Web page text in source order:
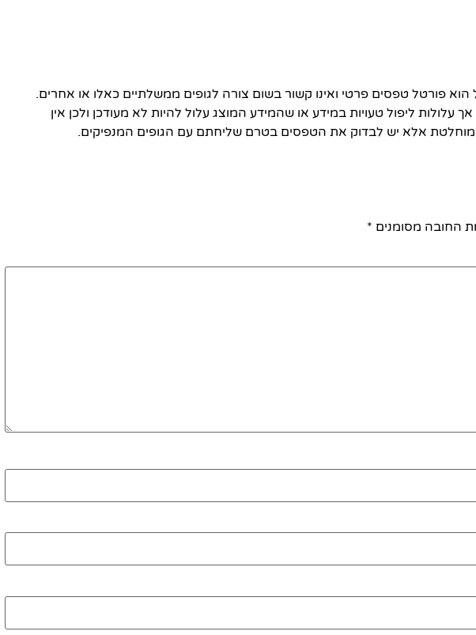
פורטל טפסים פרטי ואינו קשור בשום צורה לגופים ממשלתיים כאלו או אחרים.
עלולות ליפול טעויות במידע או שהמידע המוצג עלול להיות לא מעודכן ולכן אין
אלא יש לבדוק את הטפסים בטרם שליחתם עם הגופים המנפיקים.
החובה מסומנים *